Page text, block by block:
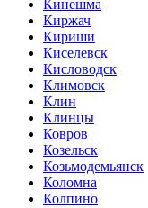
Кинешма
Киржач
Кириши
Киселевск
Кисловодск
Климовск
Клин
Клинцы
Ковров
Козельск
Козьмодемьянск
Коломна
Колпино